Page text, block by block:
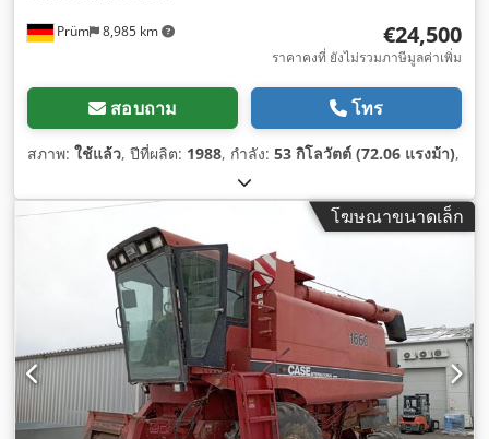
Prüm 8,985 km €24,500
ราคาคงที่ ยังไม่รวมภาษีมูลค่าเพิ่ม
สอบถาม โทร
สภาพ: ใช้แล้ว, ปีที่ผลิต: 1988, กำลัง: 53 กิโลวัตต์ (72.06 แรงม้า),
โฆษณาขนาดเล็ก